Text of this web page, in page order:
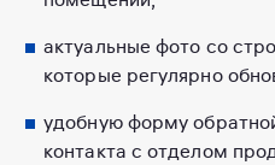
актуальные фото со
которые регулярно
удобную форму
контакта с отделом